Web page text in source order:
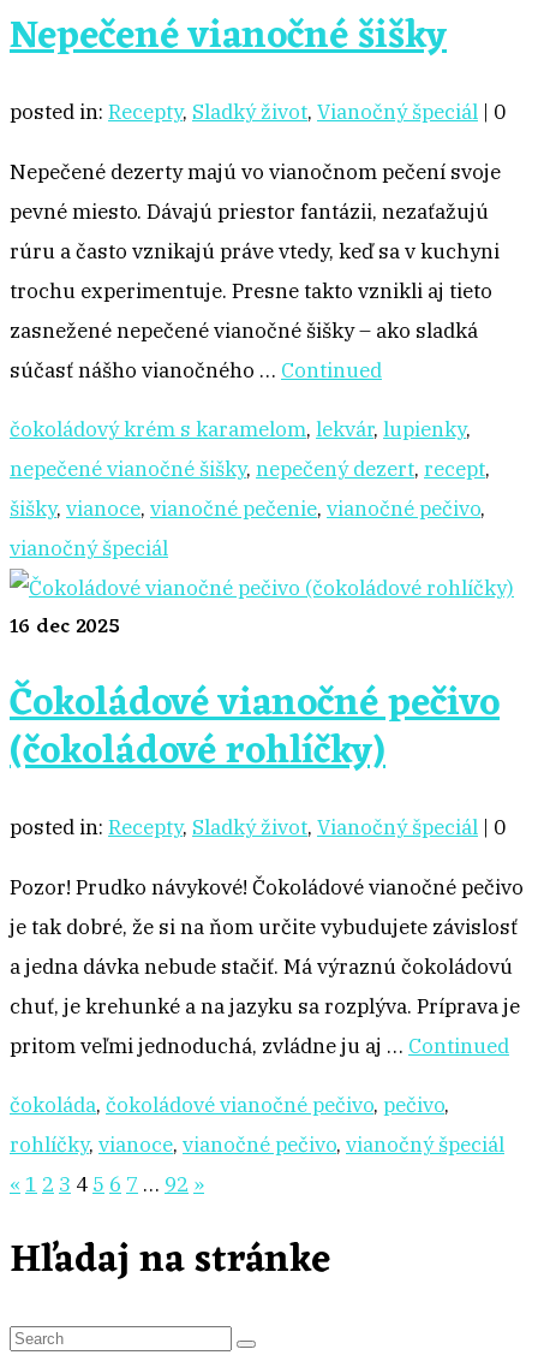
Nepečené vianočné šišky
posted in: Recepty, Sladký život, Vianočný špeciál | 0
Nepečené dezerty majú vo vianočnom pečení svoje
pevné miesto. Dávajú priestor fantázii, nezaťažujú
rúru a často vznikajú práve vtedy, keď sa v kuchyni
trochu experimentuje. Presne takto vznikli aj tieto
zasnežené nepečené vianočné šišky – ako sladká
súčasť nášho vianočného … Continued
čokoládový krém s karamelom, lekvár, lupienky,
nepečené vianočné šišky, nepečený dezert, recept,
šišky, vianoce, vianočné pečenie, vianočné pečivo,
vianočný špeciál
16 dec 2025
Čokoládové vianočné pečivo
(čokoládové rohlíčky)
posted in: Recepty, Sladký život, Vianočný špeciál | 0
Pozor! Prudko návykové! Čokoládové vianočné pečivo
je tak dobré, že si na ňom určite vybudujete závislosť
a jedna dávka nebude stačiť. Má výraznú čokoládovú
chuť, je krehunké a na jazyku sa rozplýva. Príprava je
pritom veľmi jednoduchá, zvládne ju aj … Continued
čokoláda, čokoládové vianočné pečivo, pečivo,
rohlíčky, vianoce, vianočné pečivo, vianočný špeciál
Stránkovanie
príspevkov
« 1 2 3 4 5 6 7 … 92 »
Hľadaj na stránke
S